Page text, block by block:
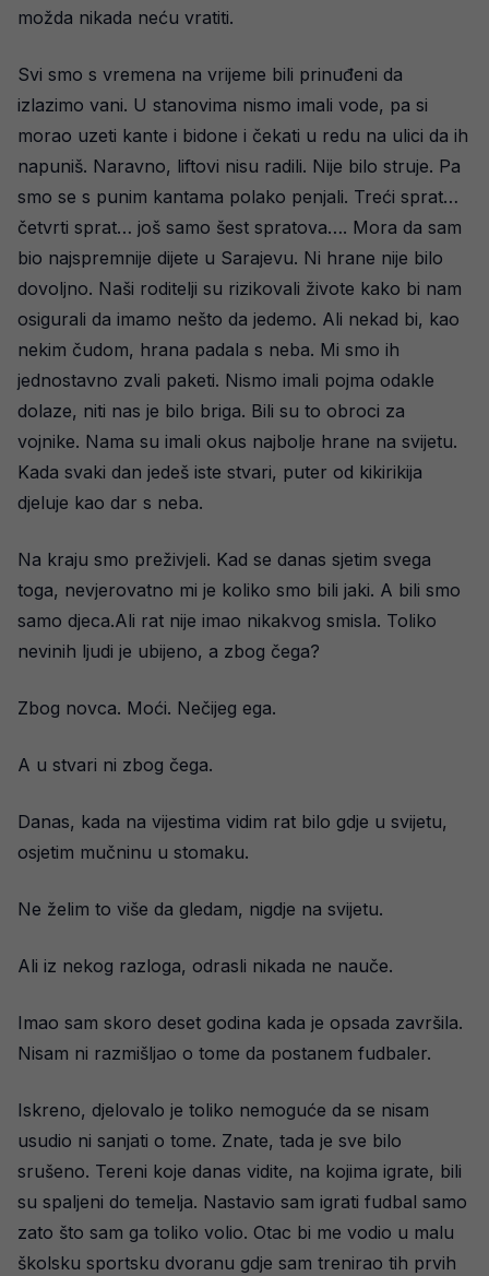
možda nikada neću vratiti.
Svi smo s vremena na vrijeme bili prinuđeni da
izlazimo vani. U stanovima nismo imali vode, pa si
morao uzeti kante i bidone i čekati u redu na ulici da ih
napuniš. Naravno, liftovi nisu radili. Nije bilo struje. Pa
smo se s punim kantama polako penjali. Treći sprat…
četvrti sprat… još samo šest spratova…. Mora da sam
bio najspremnije dijete u Sarajevu. Ni hrane nije bilo
dovoljno. Naši roditelji su rizikovali živote kako bi nam
osigurali da imamo nešto da jedemo. Ali nekad bi, kao
nekim čudom, hrana padala s neba. Mi smo ih
jednostavno zvali paketi. Nismo imali pojma odakle
dolaze, niti nas je bilo briga. Bili su to obroci za
vojnike. Nama su imali okus najbolje hrane na svijetu.
Kada svaki dan jedeš iste stvari, puter od kikirikija
djeluje kao dar s neba.
Na kraju smo preživjeli. Kad se danas sjetim svega
toga, nevjerovatno mi je koliko smo bili jaki. A bili smo
samo djeca.Ali rat nije imao nikakvog smisla. Toliko
nevinih ljudi je ubijeno, a zbog čega?
Zbog novca. Moći. Nečijeg ega.
A u stvari ni zbog čega.
Danas, kada na vijestima vidim rat bilo gdje u svijetu,
osjetim mučninu u stomaku.
Ne želim to više da gledam, nigdje na svijetu.
Ali iz nekog razloga, odrasli nikada ne nauče.
Imao sam skoro deset godina kada je opsada završila.
Nisam ni razmišljao o tome da postanem fudbaler.
Iskreno, djelovalo je toliko nemoguće da se nisam
usudio ni sanjati o tome. Znate, tada je sve bilo
srušeno. Tereni koje danas vidite, na kojima igrate, bili
su spaljeni do temelja. Nastavio sam igrati fudbal samo
zato što sam ga toliko volio. Otac bi me vodio u malu
školsku sportsku dvoranu gdje sam trenirao tih prvih